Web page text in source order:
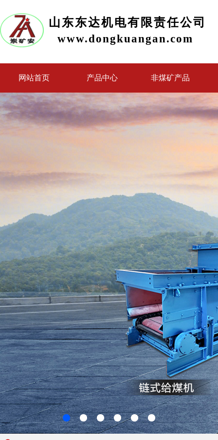
山东东达机电有限责任公司
www.dongkuangan.com
网站首页 产品中心 非煤矿产品